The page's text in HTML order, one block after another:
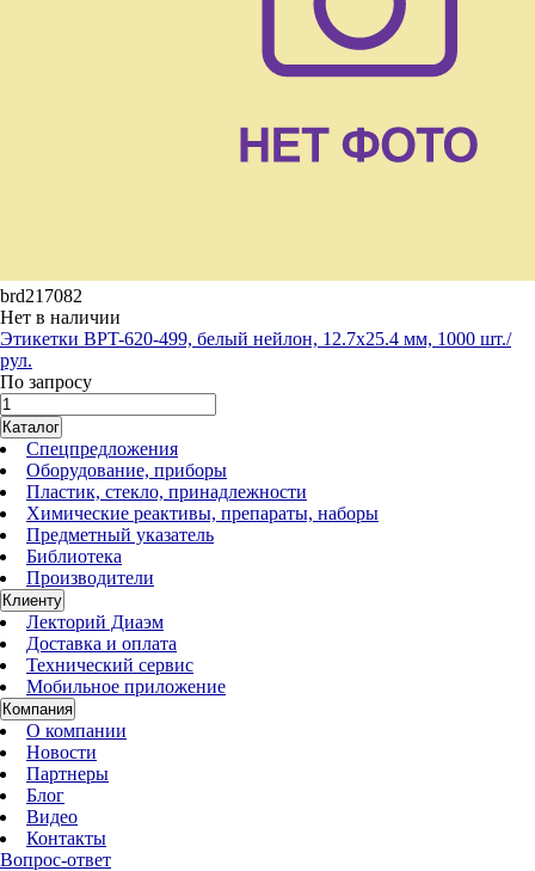
brd217082
Нет в наличии
Этикетки BPT-620-499, белый нейлон, 12.7х25.4 мм, 1000 шт./
рул.
По запросу
Каталог
Спецпредложения
Оборудование, приборы
Пластик, стекло, принадлежности
Химические реактивы, препараты, наборы
Предметный указатель
Библиотека
Производители
Клиенту
Лекторий Диаэм
Доставка и оплата
Технический сервис
Мобильное приложение
Компания
О компании
Новости
Партнеры
Блог
Видео
Контакты
Вопрос-ответ